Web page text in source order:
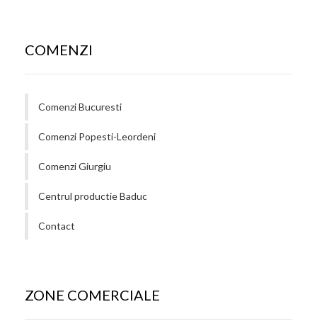
COMENZI
Comenzi Bucuresti
Comenzi Popesti-Leordeni
Comenzi Giurgiu
Centrul productie Baduc
Contact
ZONE COMERCIALE